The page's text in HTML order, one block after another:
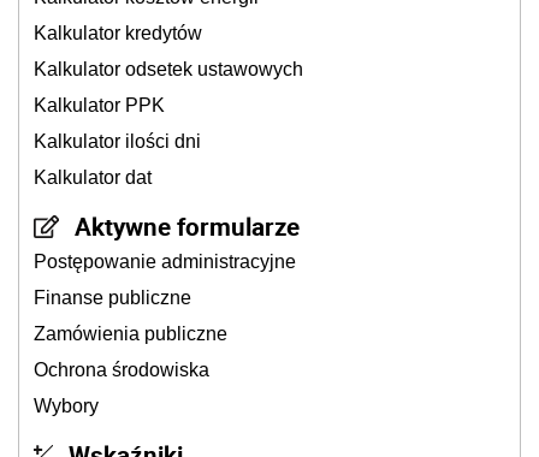
Kalkulator kredytów
Kalkulator odsetek ustawowych
Kalkulator PPK
Kalkulator ilości dni
Kalkulator dat
Aktywne formularze
Postępowanie administracyjne
Finanse publiczne
Zamówienia publiczne
Ochrona środowiska
Wybory